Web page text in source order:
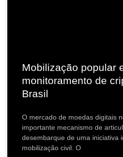
Mobilização popular
monitoramento de
Brasil
O mercado de moedas digitais
importante mecanismo de
desembarque de uma iniciativa
mobilização civil. O